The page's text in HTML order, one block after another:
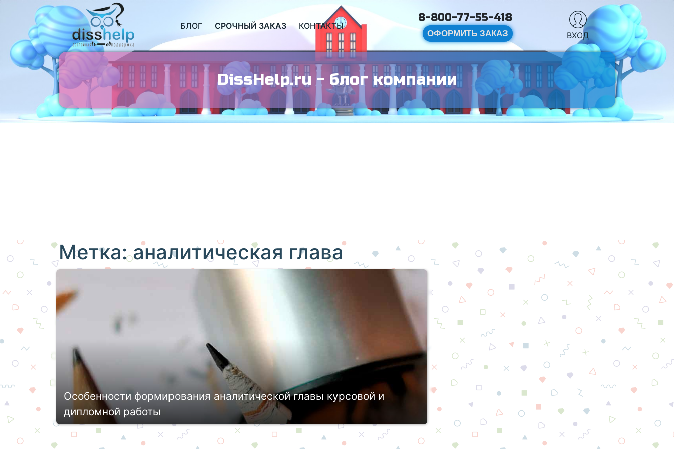
БЛОГ СРОЧНЫЙ ЗАКАЗ КОНТАКТЫ
8-800-77-55-418
ОФОРМИТЬ ЗАКАЗ ВХОД
DissHelp.ru - блог компании
Метка:аналитическая глава
Особенности формирования аналитической главы курсовой и
дипломной работы
Дипломная работа – финальный рубеж для каждого выпускника СУЗа и ВУЗа. Здесь